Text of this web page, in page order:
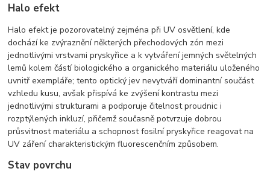
Halo efekt
Halo efekt je pozorovatelný zejména při UV osvětlení, kde
dochází ke zvýraznění některých přechodových zón mezi
jednotlivými vrstvami pryskyřice a k vytváření jemných světelných
lemů kolem částí biologického a organického materiálu uloženého
uvnitř exempláře; tento optický jev nevytváří dominantní součást
vzhledu kusu, avšak přispívá ke zvýšení kontrastu mezi
jednotlivými strukturami a podporuje čitelnost proudnic i
rozptýlených inkluzí, přičemž současně potvrzuje dobrou
průsvitnost materiálu a schopnost fosilní pryskyřice reagovat na
UV záření charakteristickým fluorescenčním způsobem.
Stav povrchu